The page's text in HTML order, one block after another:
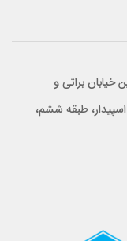
خیابان براتی و
۳۵۰، ساختمان اسپیدار، طبقه ششم،